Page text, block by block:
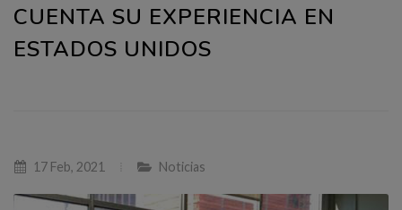
CUENTA SU EXPERIENCIA EN
ESTADOS UNIDOS
17 Feb, 2021 Noticias